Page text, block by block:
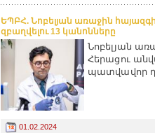
ԵՊԲՀ. Նոբելյան առաջին
զբաղվելու 13 կանոնները
Նոբելյան
Հերացու
պատվավոր
01.02.2024